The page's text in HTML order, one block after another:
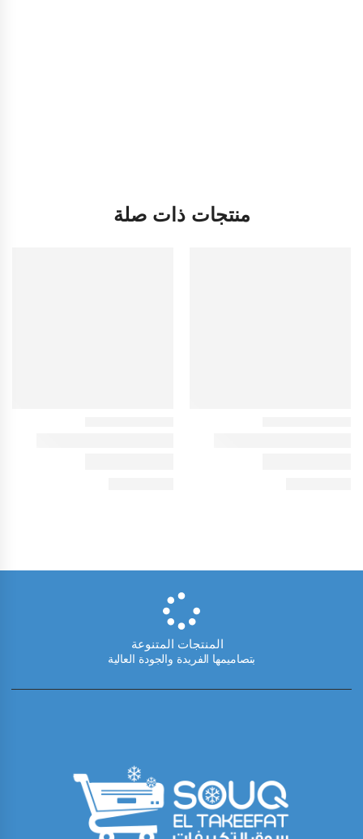
منتجات ذات صلة
المنتجات المتنوعة
بتصاميمها الفريدة والجودة العالية